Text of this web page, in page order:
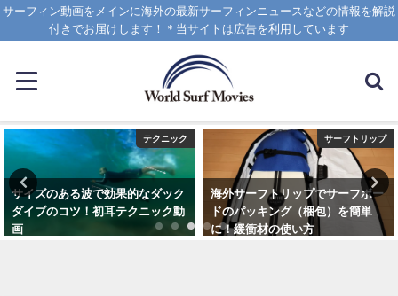
サーフィン動画をメインに海外の最新サーフィンニュースなどの情報を解説
付きでお届けします！＊当サイトは広告を利用しています
テクニック
サイズのある波で効果的なダック
ダイブのコツ！初耳テクニック動
画
サーフトリップ
海外サーフトリップでサーフボー
ドのパッキング（梱包）を簡単
に！緩衝材の使い方